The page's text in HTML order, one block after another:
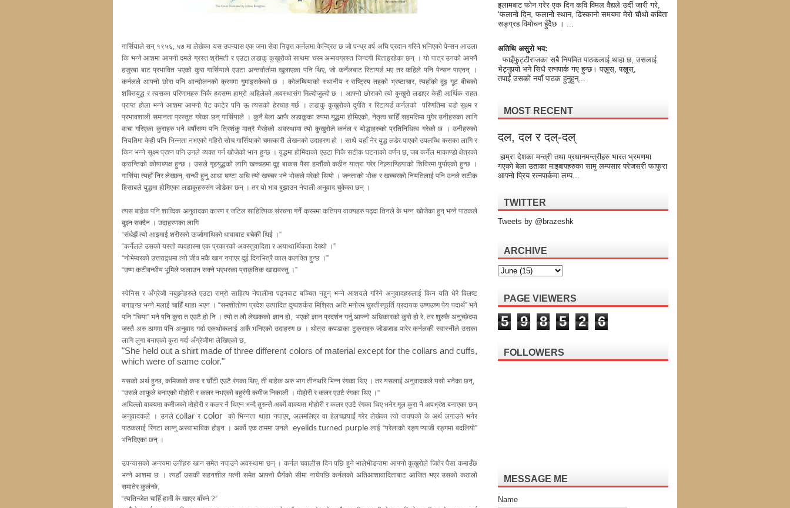
गार्सियाले सन् १९५६, ५७ मा लेखेका यस उपन्यास एक जना सेवा निवृत्त कर्नलमा केन्द्रित छ जो पन्ध्र वर्ष अघि प्रदान गरिने भनिएको पेन्सन आउला
कि भन्ने आशमा आफ्नी दमले ग्रस्त श्रीमती र एउटा लडाकू कुखुरोको साथमा चरम अभावग्रस्त जिन्दगी बिताइरहेका छन् । यो पात्र उनको आफ्नै
हजुरबा बाट प्रभावित भएको कुरा गार्सियाले एउटा अन्तर्वार्तामा खुलाएका पनि थिए, जो कर्नेलबाट रिटायर्ड भए तर कहिले पनि पेन्सन पाएनन् ।
कर्नलले आफ्नो छोरा पनि आन्दोलनको क्रममा गुमाइसकेको छ । कोलम्वियाको स्थानीय र राष्ट्रिय तहको भ्रष्टाचार, त्यहाँको दुइ गूट बीचको
शक्तियुद्ध र त्यसका परिणामहरु निकै हदसम्म हाम्रो अहिलेको अवस्थासंग मिल्दोजुल्दो छ । आफ्नो छोराको त्यो कुखुरो लडाएर केही आर्थिक राहत
प्राप्त होला भन्ने आशमा आफ्नो पेट काटेर पनि ऊ त्यसको हेरचाह गर्छ । लडाकु कुखुरोको दुर्गति र रिटायर्ड कर्नलको परिणतिमा बडो सूक्ष्म र
प्रभावशाली समानता प्रस्तुत गरेका छन् गार्सियाले । कुनै बेला आफै लडाकूका रुपमा युद्धमा होमिएको, नेतृत्व चाहिँ सहमतिमा पुगेर उनीहरुका लागि
वाचा गरिएका कुराहरु भने वर्षौसम्म पनि त्रिशंकु मात्रै भैरहेको अवस्थामा त्यो कुखुरोले कर्नल र योद्धाहरुको प्रतिनिधित्व गरेको छ । उनीहरुको
नियतिमा केही पनि भिन्नता नभएको गहिरो सोच गार्सियाको चमत्कारी लेखनको उदाहरण हो । साथै यहाँ नेर युद्ध लडेर पाएको उपलव्धि कसका लागि र
किन भन्ने सूक्ष्म प्रश्न पनि उनले व्यक्त गर्न खोजेको भान हुन्छ । युद्धमा होमिंदाको एउटा निकै सटीक घटनाको वर्णन छ, जब कर्नेल माकाण्डो क्षेत्रको
क्रान्तिको कोषाध्यक्ष हुन्छ । उसले गृहयुद्धको लागि खच्चडमा दुइ बाकस पैसा हप्तौंको कठीन यात्रा गरेर निल्र्याण्डियाको शिविरमा पुर्याएको हुन्छ ।
गार्सिया त्यहाँ निर लेख्छन्, सन्धी हुनु आधा घण्टा अघि त्यो खच्चर भने भोकले मरेको थियो । जनताको भोक र खच्चरको नियतिलाई पनि उनले सटीक
हिसाबले युद्धमा होमिएका लडाकूहरुसंग जोडेका छन् । तर यो भाव बुझाउन नेपाली अनुवाद चुकेका छन् ।
त्यस बाहेक पनि शाव्दिक अनुवादका कारण र जटिल साहित्यिक संरचना गर्ने क्रममा कतिपय वाक्यहरु पढ्दा तिनले के भन्न खोजेका हुन् भन्ने पाठकले
बुझ्न सक्दैन । उदाहरणका लागि
“संधैझैं त्यो आइमाई शरीरको ऊर्जामाथिको धावाबाट बचेकी थिई ।”
“कर्नेलले उसको यस्तो व्यवहारमा एक प्रकारको अवस्तुवादिता र अयाथार्थिकता देख्यो ।”
“नोभेम्वरको उत्तराद्र्धमा त्यो जीव मकै खान नपाएर दुई दिनभित्रै काल कलवित हुन्छ ।”
“उष्ण कटीबन्धीय भूमिले फलाउन सक्ने भएभरका प्राकृतिक खाद्यवस्तु ।”
स्पेनिस र अँग्रेजी नबुझ्नेहरुले एउटा राम्रो साहित्य नेपालीमा पढ्नबाट बञ्चित नहुन् भन्ने आशयले गरिने अनुवादहरुलाई किन यति धेरै क्लिष्ट
बनाइन्छ भन्ने मलाई चाहिँ थाहा भएन । “समशीतोष्ण प्रदेश उत्पादित दुग्धशर्करा मिश्रित अति मनोरम चुस्तीस्फूर्ति प्रदायक उष्णउष्ण पेय पदार्थ” भने
पनि “चिया” भने पनि कुरा त एउटै हो नि । त्यो त लौ लेखकको ज्ञान हो, भएको ज्ञान प्रदर्शन गर्नु आफ्नो अधिकारको कुरो हो रे, तर शुरुकै अनुच्छेदमा
जस्तै अरु ठाममा पनि अनुवाद गर्दा एकथोकलाई अर्कै भनिएको उदाहरण छ । थोत्रा कपडाका टुक्राहरु जोडजाड पारेर कर्नलकी स्वास्नीले उसका
लागि लुगा बनाएको कुरा गर्दा अँग्रेजीमा लेखिएको छ,
"She held out a shirt made of three different colors of material except for the collars and cuffs,
which were of same color."
यसको अर्थ हुन्छ, कमिजको कफ र घाँटी एउटै रंगका थिए, ती बाहेक अरु भाग तीनथरि भिन्न रंगका थिए । तर यसलाई अनुवादकले यसो भनेका छन्,
“उसले आफूले बनाएको मोहोरी र कलर नभएको बहुरंगी कमीज निकाली । मोहोरी र कलर एउटै रंगका थिए ।”
अघिल्लो वाक्यमा कमीजको मोहोरी र कलर नै थिएन भन्दै तुरुन्तै अर्को वाक्यमा मोहोरी र कलर एउटै रंगका थिए भनेर मूल कुरा नै अपभ्रंश बनाएका छन्
अनुवादकले । उनलेcollar रcolor को भिन्नता थाहा नपाएर, अलमलिएर वा हेलचक्र्याईं गरेर लेखेका त्यो वाक्यको के अर्थ लगाउने भनेर
पाठकलाई रिंगटा लाग्नु अस्वाभाविक होइन । अर्को एक ठाममा उनले eyelids turned purpleलाई “परेलाको रङ्ग प्याजी रङ्गमा बदलियो”
भनिदिएका छन् ।
उपन्यासको अन्त्यमा उनीहरु खान समेत नपाउने अवस्थामा छन् । कर्नल चवालीस दिन पछि हुने भालेभीडन्तमा आफ्नो कुखुरोले जितेर पैसा कमाउँछ
भन्ने आशमा छ । त्यहाँ उसकी सहनशील पत्नी समेत आफ्नो धैर्यको सीमा नाघेपछि कर्नलको अतिआशावादिताबाट आजित भएर उसको कठालो
समातेर कुर्लन्छे,
“त्यतिन्जेल चाहिँ हामी के खाएर बाँच्ने ?”
इलामबाट फोन गरेर एक दिन कवि विमल वैैद्यले उर्दी जारी गरे,
‘फलानो दिन, फलानोे स्थान, ढिस्कानो समयमा मेरो चौथो कविता
सङ्ग्रह विमोचन हुँदैैछ । ...
अतिथि असुरो भव:
फाइँफुट्टीराजका सबै नियमित पाठकलाई थाहा छ, उसलाई
भेट्नुपर्‍यो भने सिधै रत्नपार्क गए हुन्छ। पख्नूस्, पख्नूस्,
तपाईं उसको नयाँ पाठक हुनुहुन्...
MOST RECENT
दल, दल र दल्-दल्
हाम्रा देशका मन्त्री तथा प्रधानमन्त्रीहरु भारत भ्रमणमा
गएको बेला उताका माइबापहरुका सामु लम्पसार परेजसरी फाफुरा
आफ्नो प्रिय रत्नपार्कमा लम्प...
TWITTER
Tweets by @brazeshk
ARCHIVE
PAGE VIEWERS
5 9 8 5 2 6
FOLLOWERS
MESSAGE ME
Name